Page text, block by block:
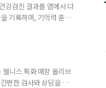
강검진 결과를 앱에서 다
기록하며, 기억력 훈련
도구는 의외로
니스 특화 매장 올리브
편한 검사와 상담을 결